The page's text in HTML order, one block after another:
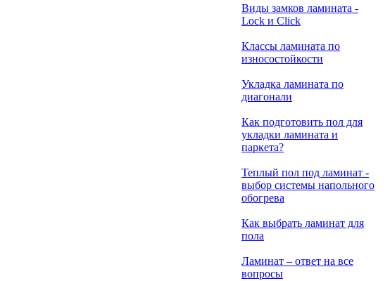
Виды замков ламината -
Lock и Click
Классы ламината по
износостойкости
Укладка ламината по
диагонали
Как подготовить пол для
укладки ламината и
паркета?
Теплый пол под ламинат -
выбор системы напольного
обогрева
Как выбрать ламинат для
пола
Ламинат – ответ на все
вопросы